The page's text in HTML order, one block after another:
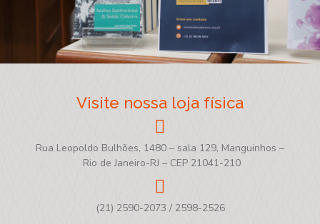
Visite nossa loja física
Rua Leopoldo Bulhões, 1480 – sala 129, Manguinhos –
Rio de Janeiro-RJ – CEP 21041-210
(21) 2590-2073 / 2598-2526